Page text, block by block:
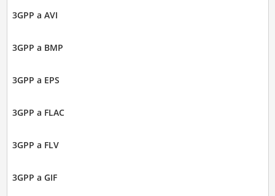
3GPP a AVI
3GPP a BMP
3GPP a EPS
3GPP a FLAC
3GPP a FLV
3GPP a GIF